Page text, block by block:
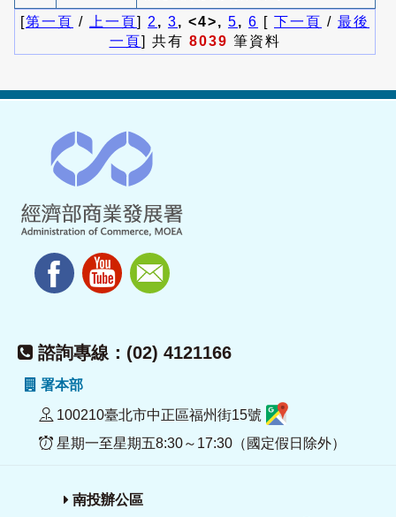
[第一頁 / 上一頁] 2 , 3, <4>, 5, 6 [ 下一頁 / 最後
一頁] 共有 8039 筆資料
諮詢專線：(02) 4121166
署本部
100210臺北市中正區福州街15號
星期一至星期五8:30～17:30（國定假日除外）
南投辦公區